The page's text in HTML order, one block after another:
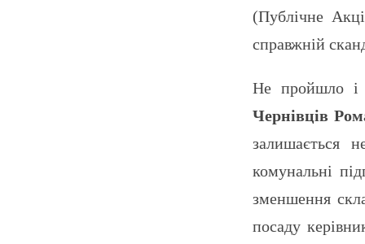
(Публічне
справжній
Не пройшло і
Чернівців
залишається
комунальні
зменшення
посаду